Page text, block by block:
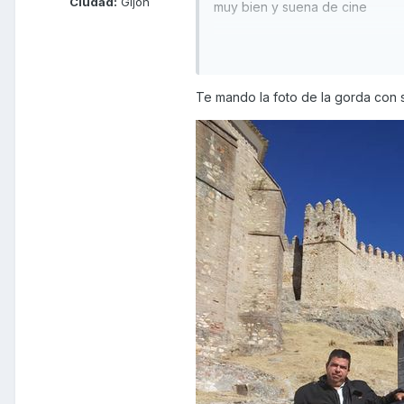
muy bien y suena de cine
perfecto, porque si no, no te
Te mando la foto de la gorda con